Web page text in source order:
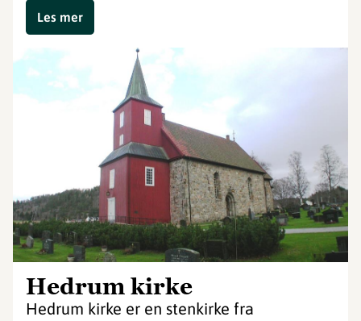
Les mer
Hedrum kirke
Hedrum kirke er en stenkirke fra